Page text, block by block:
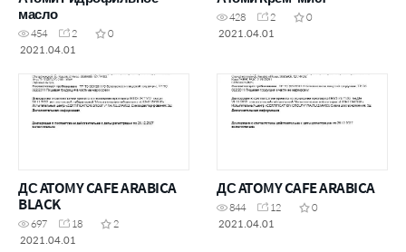
масло
454 2
0
2021.04.01
428 2
0
2021.04.01
ДС ATOMY CAFE ARABICA
BLACK
697 18
2
2021.04.01
ДС ATOMY CAFE ARABICA
844 12
0
2021.04.01